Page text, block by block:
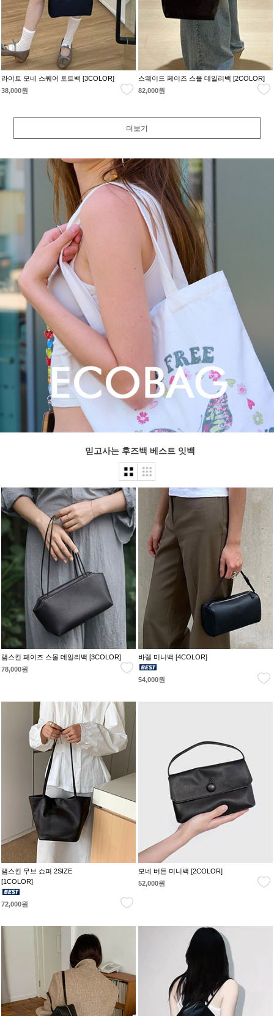
라이트 모네 스퀘어 토트백 [3COLOR]
38,000원
스웨이드 페이즈 스몰 데일리백 [2COLOR]
82,000원
더보기
믿고사는 후즈백 베스트 잇백
램스킨 페이즈 스몰 데일리백 [3COLOR]
78,000원
바렐 미니백 [4COLOR]
54,000원
램스킨 무브 쇼퍼 2SIZE
[1COLOR]
72,000원
모네 버튼 미니백 [2COLOR]
52,000원